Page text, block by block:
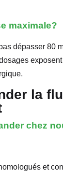
maximale?
dépasser 80
la
chez
et